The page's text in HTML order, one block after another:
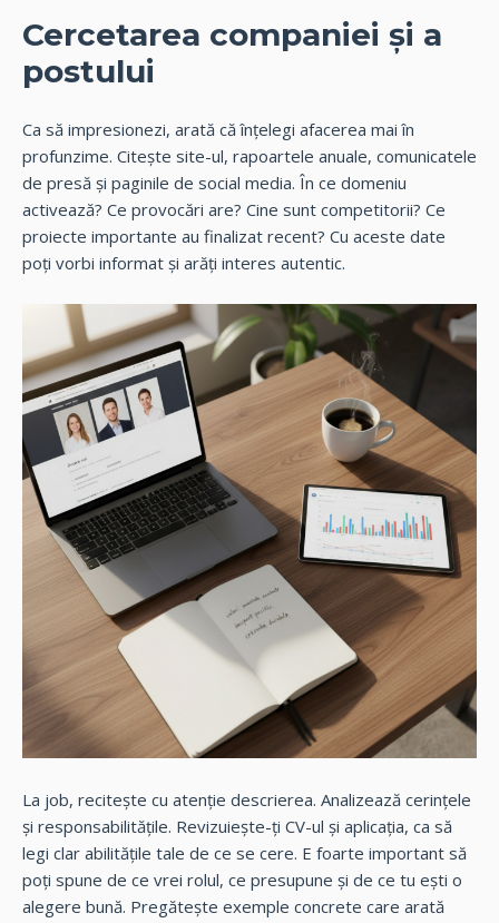
Cercetarea companiei și a
postului
Ca să impresionezi, arată că înțelegi afacerea mai în
profunzime. Citește site-ul, rapoartele anuale, comunicatele
de presă și paginile de social media. În ce domeniu
activează? Ce provocări are? Cine sunt competitorii? Ce
proiecte importante au finalizat recent? Cu aceste date
poți vorbi informat și arăți interes autentic.
La job, recitește cu atenție descrierea. Analizează cerințele
și responsabilitățile. Revizuiește-ți CV-ul și aplicația, ca să
legi clar abilitățile tale de ce se cere. E foarte important să
poți spune de ce vrei rolul, ce presupune și de ce tu ești o
alegere bună. Pregătește exemple concrete care arată